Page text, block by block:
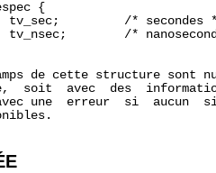
{
tv_sec;         /* secondes
tv_nsec;        /*
de cette structure sont
soit  avec  des
une  erreur  si  aucun